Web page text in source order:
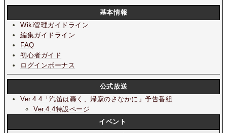
基本情報
Wiki管理ガイドライン
編集ガイドライン
FAQ
初心者ガイド
ログインボーナス
公式放送
Ver.4.4「汽笛は轟く、帰寂のさなかに」予告番組
Ver.4.4特設ページ
イベント